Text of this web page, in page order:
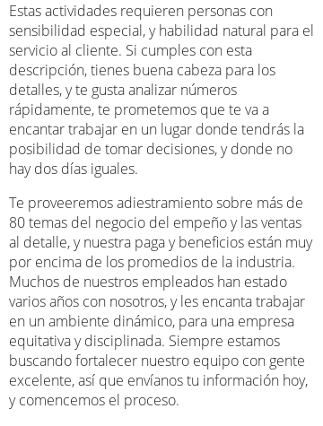
Estas actividades requieren personas con
sensibilidad especial, y habilidad natural para el
servicio al cliente. Si cumples con esta
descripción, tienes buena cabeza para los
detalles, y te gusta analizar números
rápidamente, te prometemos que te va a
encantar trabajar en un lugar donde tendrás la
posibilidad de tomar decisiones, y donde no
hay dos días iguales.
Te proveeremos adiestramiento sobre más de
80 temas del negocio del empeño y las ventas
al detalle, y nuestra paga y beneficios están muy
por encima de los promedios de la industria.
Muchos de nuestros empleados han estado
varios años con nosotros, y les encanta trabajar
en un ambiente dinámico, para una empresa
equitativa y disciplinada. Siempre estamos
buscando fortalecer nuestro equipo con gente
excelente, así que envíanos tu información hoy,
y comencemos el proceso.